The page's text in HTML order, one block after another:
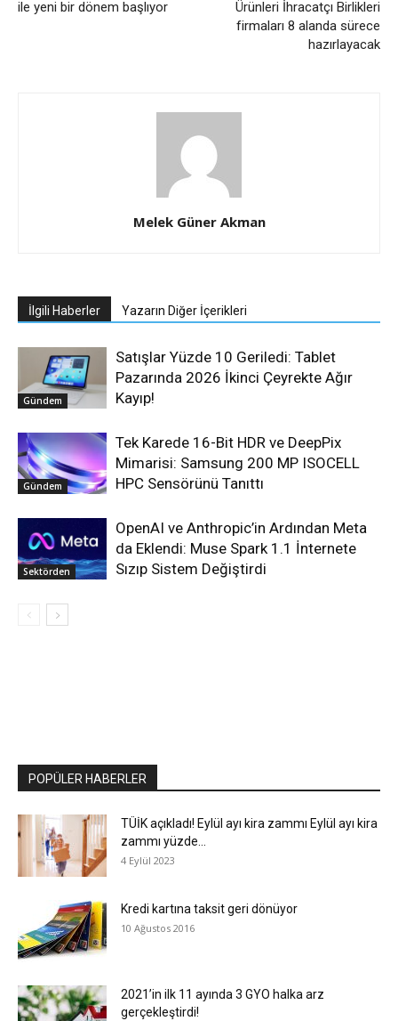
ile yeni bir dönem başlıyor
Ürünleri İhracatçı Birlikleri
firmaları 8 alanda sürece
hazırlayacak
Melek Güner Akman
İlgili Haberler Yazarın Diğer İçerikleri
Gündem
Satışlar Yüzde 10 Geriledi: Tablet
Pazarında 2026 İkinci Çeyrekte Ağır
Kayıp!
Gündem
Tek Karede 16-Bit HDR ve DeepPix
Mimarisi: Samsung 200 MP ISOCELL
HPC Sensörünü Tanıttı
Sektörden
OpenAI ve Anthropic’in Ardından Meta
da Eklendi: Muse Spark 1.1 İnternete
Sızıp Sistem Değiştirdi
POPÜLER HABERLER
TÜİK açıkladı! Eylül ayı kira zammı Eylül ayı kira
zammı yüzde...
4 Eylül 2023
Kredi kartına taksit geri dönüyor
10 Ağustos 2016
2021’in ilk 11 ayında 3 GYO halka arz
gerçekleştirdi!